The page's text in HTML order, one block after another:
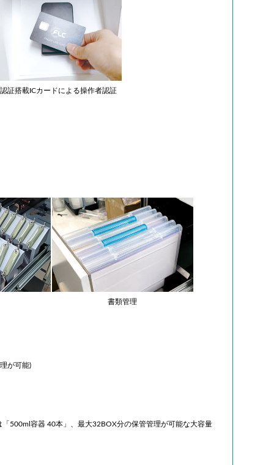
座
知識やアイニックス
プトをお伝えしま
ライセンスキー発行
ご購入いただいた製品のライセンスキーを
WEBサイト上で発行いたします。
証搭載ICカードによる操作者認証
書類管理
が可能)
500ml容器 40本」、最大32BOX分の保管管理が可能な大容量